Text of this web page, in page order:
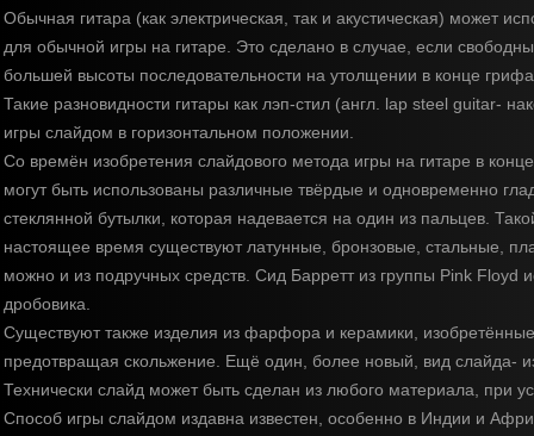
Обычная гитара (как электрическая, так и акустическая) может
для обычной игры на гитаре. Это сделано в случае, если
большей высоты последовательности на утолщении в конце
Такие разновидности гитары как лэп-стил (англ. lap steel guitar-
игры слайдом в горизонтальном положении.
Со времён изобретения слайдового метода игры на гитаре в
могут быть использованы различные твёрдые и одновременно
стеклянной бутылки, которая надевается на один из пальцев.
настоящее время существуют латунные, бронзовые, стальные,
можно и из подручных средств. Сид Барретт из группы Pink Floyd
дробовика.
Существуют также изделия из фарфора и керамики,
предотвращая скольжение. Ещё один, более новый, вид слайда-
Технически слайд может быть сделан из любого материала, при
Способ игры слайдом издавна известен, особенно в Индии и